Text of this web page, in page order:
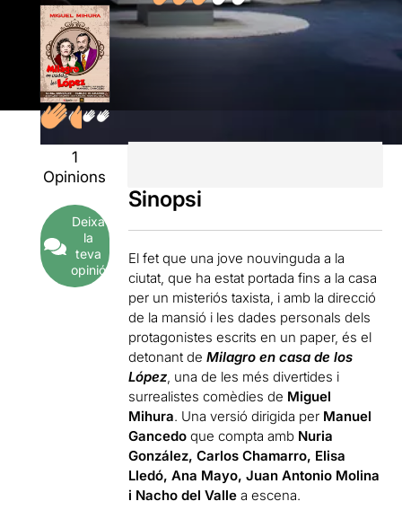
1
Opinions
Deixa
la
teva
opinió
Sinopsi
El fet que una jove nouvinguda a la
ciutat, que ha estat portada fins a la casa
per un misteriós taxista, i amb la direcció
de la mansió i les dades personals dels
protagonistes escrits en un paper, és el
detonant deMilagro en casa de los
López, una de les més divertides i
surrealistes comèdies de Miguel
Mihura. Una versió dirigida per Manuel
Gancedo que compta amb Nuria
González, Carlos Chamarro, Elisa
Lledó, Ana Mayo, Juan Antonio Molina
i Nacho del Valle a escena.